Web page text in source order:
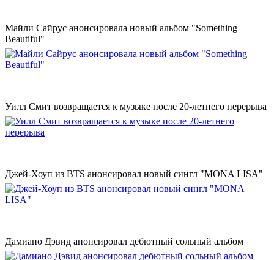
Майли Сайрус анонсировала новый альбом "Something
Beautiful"
Уилл Смит возвращается к музыке после 20-летнего перерыва
Джей-Хоуп из BTS анонсировал новый сингл "MONA LISA"
Дамиано Дэвид анонсировал дебютный сольный альбом